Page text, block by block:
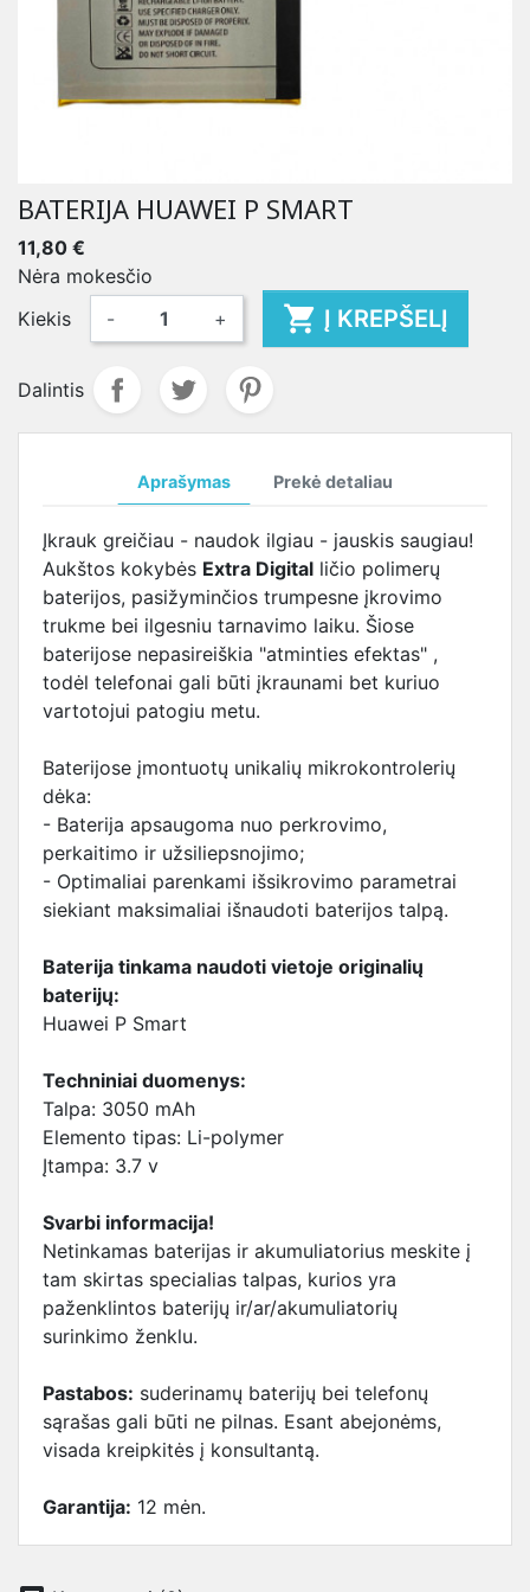
BATERIJA HUAWEI P SMART
11,80 €
Nėra mokesčio
Kiekis
- +  Į KREPŠELĮ
Dalintis
Aprašymas Prekė detaliau
Įkrauk greičiau - naudok ilgiau - jauskis saugiau!
Aukštos kokybės Extra Digital ličio polimerų
baterijos, pasižyminčios trumpesne įkrovimo
trukme bei ilgesniu tarnavimo laiku. Šiose
baterijose nepasireiškia "atminties efektas" ,
todėl telefonai gali būti įkraunami bet kuriuo
vartotojui patogiu metu.
Baterijose įmontuotų unikalių mikrokontrolerių
dėka:
- Baterija apsaugoma nuo perkrovimo,
perkaitimo ir užsiliepsnojimo;
- Optimaliai parenkami išsikrovimo parametrai
siekiant maksimaliai išnaudoti baterijos talpą.
Baterija tinkama naudoti vietoje originalių
baterijų:
Huawei P Smart
Techniniai duomenys:
Talpa: 3050 mAh
Elemento tipas: Li-polymer
Įtampa: 3.7 v
Svarbi informacija!
Netinkamas baterijas ir akumuliatorius meskite į
tam skirtas specialias talpas, kurios yra
paženklintos baterijų ir/ar/akumuliatorių
surinkimo ženklu.
Pastabos: suderinamų baterijų bei telefonų
sąrašas gali būti ne pilnas. Esant abejonėms,
visada kreipkitės į konsultantą.
Garantija: 12 mėn.